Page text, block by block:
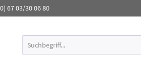
67 03/30 06 80